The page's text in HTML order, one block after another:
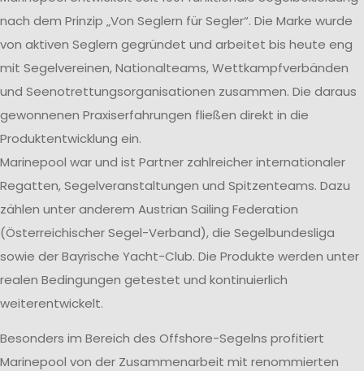
nach dem Prinzip „Von Seglern für Segler“. Die Marke wurde
von aktiven Seglern gegründet und arbeitet bis heute eng
mit Segelvereinen, Nationalteams, Wettkampfverbänden
und Seenotrettungsorganisationen zusammen. Die daraus
gewonnenen Praxiserfahrungen fließen direkt in die
Produktentwicklung ein.
Marinepool war und ist Partner zahlreicher internationaler
Regatten, Segelveranstaltungen und Spitzenteams. Dazu
zählen unter anderem Austrian Sailing Federation
(Österreichischer Segel-Verband), die Segelbundesliga
sowie der Bayrische Yacht-Club. Die Produkte werden unter
realen Bedingungen getestet und kontinuierlich
weiterentwickelt.
Besonders im Bereich des Offshore-Segelns profitiert
Marinepool von der Zusammenarbeit mit renommierten